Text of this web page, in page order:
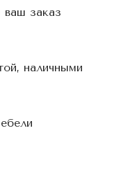
заказ
наличными